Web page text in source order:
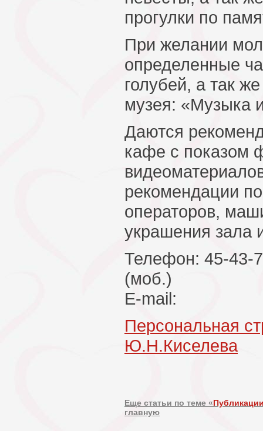
прогулки по
При желании
определенные
голубей, а так
музея: «Музыка
Даются
кафе с показом
рекомендации
операторов,
украшения зала
Телефон: 45-43-
(моб.)
E-mail:
Персональная
Ю.Н.Киселева
Еще статьи по теме «
главную